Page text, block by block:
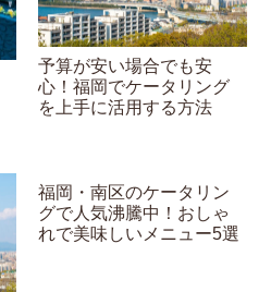
予算が安い場合でも安
心！福岡でケータリング
を上手に活用する方法
福岡・南区のケータリン
グで人気沸騰中！おしゃ
れで美味しいメニュー5選